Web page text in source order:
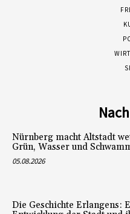
Nürnberg macht Altstadt
Grün, Wasser und
05.08.2026
Die Geschichte Erlangens: